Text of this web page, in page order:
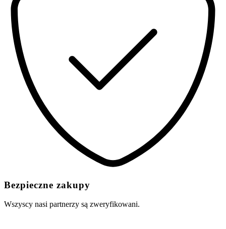
Bezpieczne zakupy
Wszyscy nasi partnerzy są zweryfikowani.